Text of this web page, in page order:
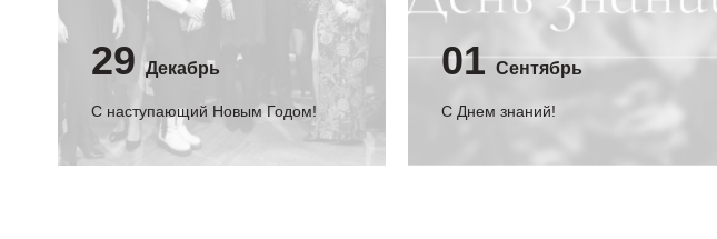
29 Декабрь
С наступающий Новым Годом!
01 Сентябрь
C Днем знаний!